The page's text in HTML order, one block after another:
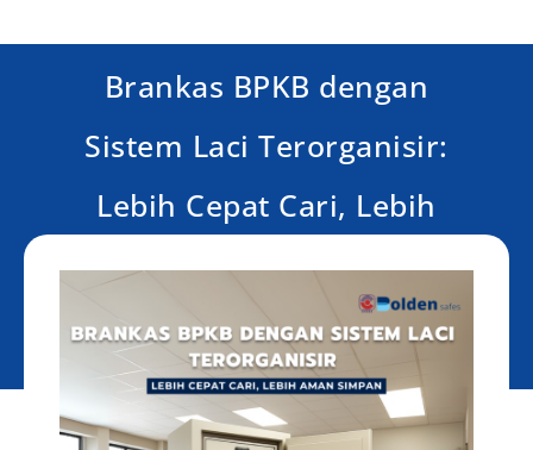
Brankas BPKB dengan
Sistem Laci Terorganisir:
Lebih Cepat Cari, Lebih
Aman Simpan